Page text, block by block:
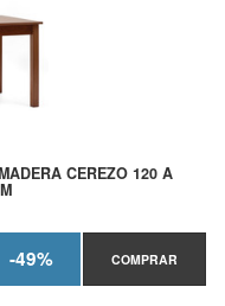
CEREZO 120 A
-49% COMPRAR